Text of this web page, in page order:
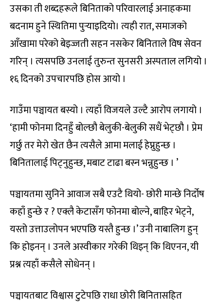
उसका ती शब्दहरूले बिनिताको परिवारलाई अनाहकमा
बदनाम हुने स्थितिमा पुर्‍याइदियो। त्यही रात, समाजको
आँखामा परेको बेइज्जती सहन नसकेर बिनिताले विष सेवन
गरिन् । त्यसपछि उनलाई तुरुन्त सुनसरी अस्पताल लगियो ।
१६ दिनको उपचारपछि होस आयो ।
गाउँमा पञ्चायत बस्यो । त्यहाँ विजयले उल्टै आरोप लगायो ।
‘हामी फोनमा दिनहुँ बोल्छौ बेलुकी-बेलुकी सधैं भेट्छौ । प्रेम
गर्छु तर मेरो खेत छैन त्यसैले आमा मलाई हेप्नुहुन्छ ।
बिनितालाई पिट्नुहुन्छ, मबाट टाढा बस्न भन्नुहुन्छ । ’
पञ्चायतमा सुनिने आवाज सबै एउटै थियो- छोरी मान्छे निर्दोष
कहाँ हुन्छे र ? एक्लै केटासँग फोनमा बोल्ने, बाहिर भेट्ने,
यस्तो उत्ताउलोपन भएपछि यस्तै हुन्छ ।’ उनी नाबालिग हुन्
कि होइनन् । उनले अस्वीकार गरेकी थिइन् कि थिएनन, यी
प्रश्न त्यहाँ कसैले सोधेनन् ।
पञ्चायतबाट विश्वास टुटेपछि राधा छोरी बिनितासहित